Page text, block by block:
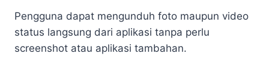
Pengguna dapat mengunduh foto maupun video
status langsung dari aplikasi tanpa perlu
screenshot atau aplikasi tambahan.